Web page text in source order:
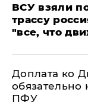
ВСУ взяли
трассу
"все, что
Доплата ко
обязательно
ПФУ